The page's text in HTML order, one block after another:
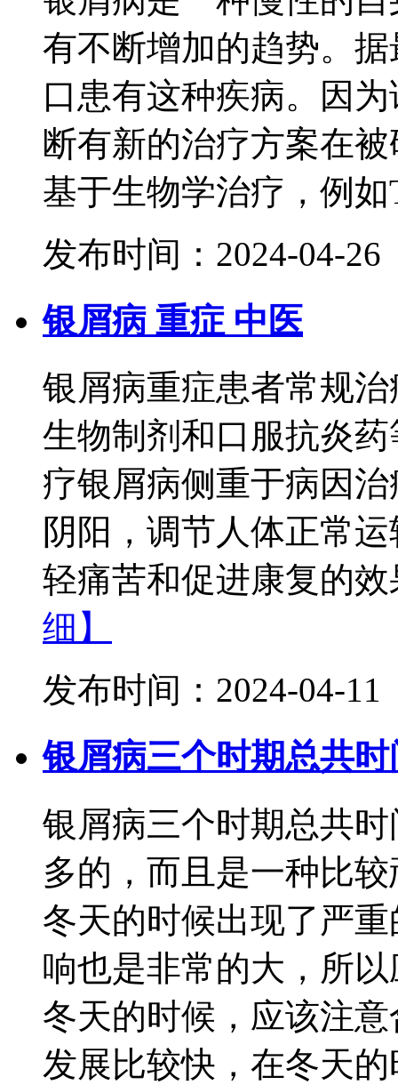
有不断增加的趋势。
口患有这种疾病。因
断有新的治疗方案在
基于生物学治疗，例如
发布时间：2024-04-26
银屑病 重症 中医
银屑病重症患者常规
生物制剂和口服抗炎
疗银屑病侧重于病因
阴阳，调节人体正常
轻痛苦和促进康复的
细】
发布时间：2024-04-11
银屑病三个时期总共时
银屑病三个时期总共
多的，而且是一种比
冬天的时候出现了严
响也是非常的大，所
冬天的时候，应该注
发展比较快，在冬天的